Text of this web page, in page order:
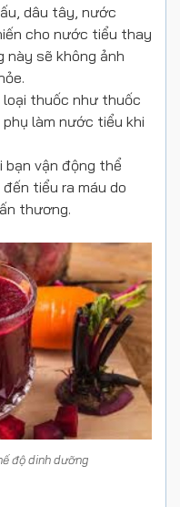
dâu tây, nước
cho nước tiểu thay
này sẽ không ảnh
loại thuốc như thuốc
làm nước tiểu khi
bạn vận động thể
tiểu ra máu do
thương.
độ dinh dưỡng